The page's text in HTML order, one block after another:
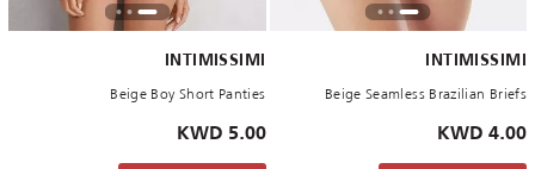
INTIMISSIMI
Beige Seamless Brazilian Briefs
4.00 KWD
INTIMISSIMI
Beige Boy Short Panties
5.00 KWD